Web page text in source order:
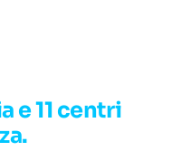
e 11 centri